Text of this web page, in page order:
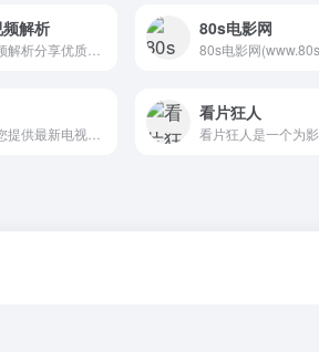
解析
少轻狂视频解析分享优质软件资源！
80s电影网
爱追剧为您提供最新电视剧,好看的电视剧,韩剧剧情,韩剧抢先看,电视剧大全等同时提供电视剧剧情介绍,演员表角色信息,经典台词,电影,最新电影,韩国电影,电视剧主题曲插曲和娱乐资讯等免费极速播放。
看片狂人